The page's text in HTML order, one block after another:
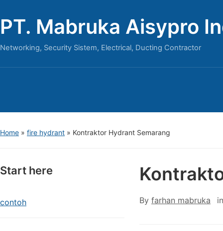
PT. Mabruka Aisypro
Networking, Security Sistem, Electrical, Ducting Contractor
Home » fire hydrant » Kontraktor Hydrant Semarang
Start here
contoh By farhan mabruka